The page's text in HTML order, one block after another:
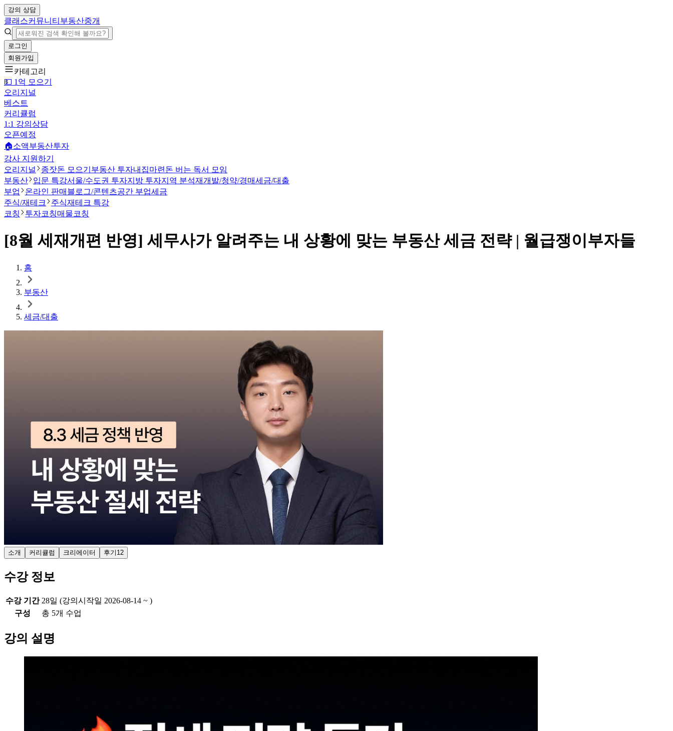
강의 상담
클래스커뮤니티 부동산중개
로그인
회원가입
카테고리
💵 1억 모으기
오리지널
베스트
커리큘럼
1:1 강의상담
오픈예정
🏠소액부동산투자
강사 지원하기
오리지널
종잣돈 모으기 부동산 투자내집마련 돈 버는 독서 모임
부동산
입문 특강서울/수도권 투자지방 투자지역 분석재개발/청약/경매세금/대출
부업
온라인 판매 블로그/콘텐츠공간 부업세금
주식/재테크
주식재테크 특강
코칭
투자코칭매물코칭
[8월 세재개편 반영] 세무사가 알려주는 내 상황에 맞는 부동산 세금 전략| 월급쟁이부자들
홈
부동산
세금/대출
소개 커리큘럼 크리에이터 후기 12
수강 정보
수강 기간 28일 (강의시작일 2026-08-14 ~ )
구성
총 5개 수업
강의 설명